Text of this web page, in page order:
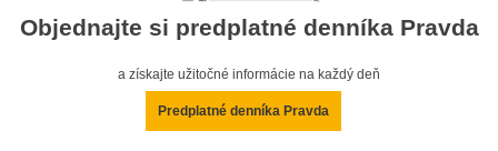
Objednajte si predplatné denníka Pravda
a získajte užitočné informácie na každý deň
Predplatné denníka Pravda